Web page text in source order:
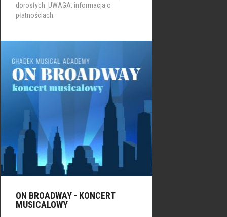
dorosłych. UWAGA: informacja o
płatnościach.
ON BROADWAY - KONCERT
MUSICALOWY